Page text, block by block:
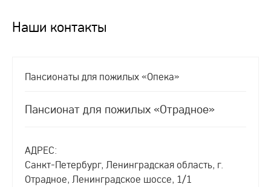
Наши контакты
Пансионаты для пожилых «Опека»
Пансионат для пожилых «Отрадное»
АДРЕС:
Санкт-Петербург, Ленинградская область, г.
Отрадное, Ленинградское шоссе, 1/1